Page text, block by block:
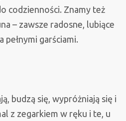
codzienności. Znamy też
– zawsze radosne, lubiące
pełnymi garściami.
budzą się, wypróżniają się i
z zegarkiem w ręku i te, u